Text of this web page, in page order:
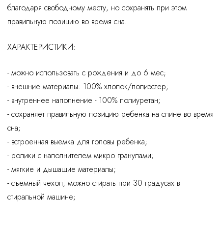
благодаря свободному месту, но сохранять при этом
правильную позицию во время сна.
ХАРАКТЕРИСТИКИ:
- можно использовать с рождения и до 6 мес;
- внешние материалы: 100% хлопок/полиэстер;
- внутреннее наполнение - 100% полиуретан;
- сохраняет правильную позицию ребенка на спине во время
сна;
- встроенная выемка для головы ребенка;
- ролики с наполнителем микро гранулами;
- мягкие и дышащие материалы;
- съемный чехол, можно стирать при 30 градусах в
стиральной машине;